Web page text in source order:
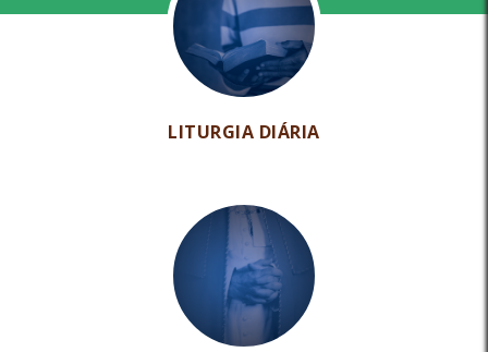
LITURGIA DIÁRIA